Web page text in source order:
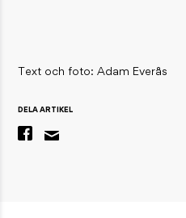
Text och foto: Adam Everås
DELA ARTIKEL